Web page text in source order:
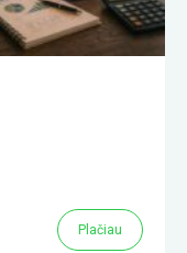
Plačiau